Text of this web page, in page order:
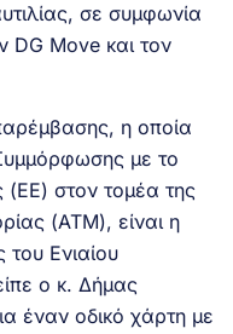
σε συμφωνία
DG Move και τον
η οποία
με το
(ΕΕ) στον τομέα της
(ATM), είναι η
του Ενιαίου
ο κ. Δήμας
έναν οδικό χάρτη με